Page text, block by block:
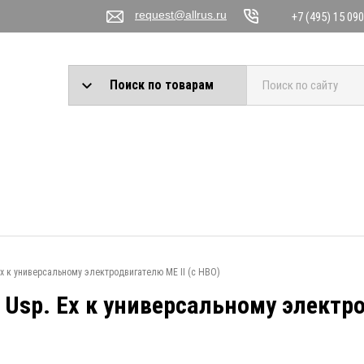
request@allrus.ru +7 (495) 15
Поиск по товарам
к универсальному электродвигателю ME II (с НВО)
Ex к универсальному